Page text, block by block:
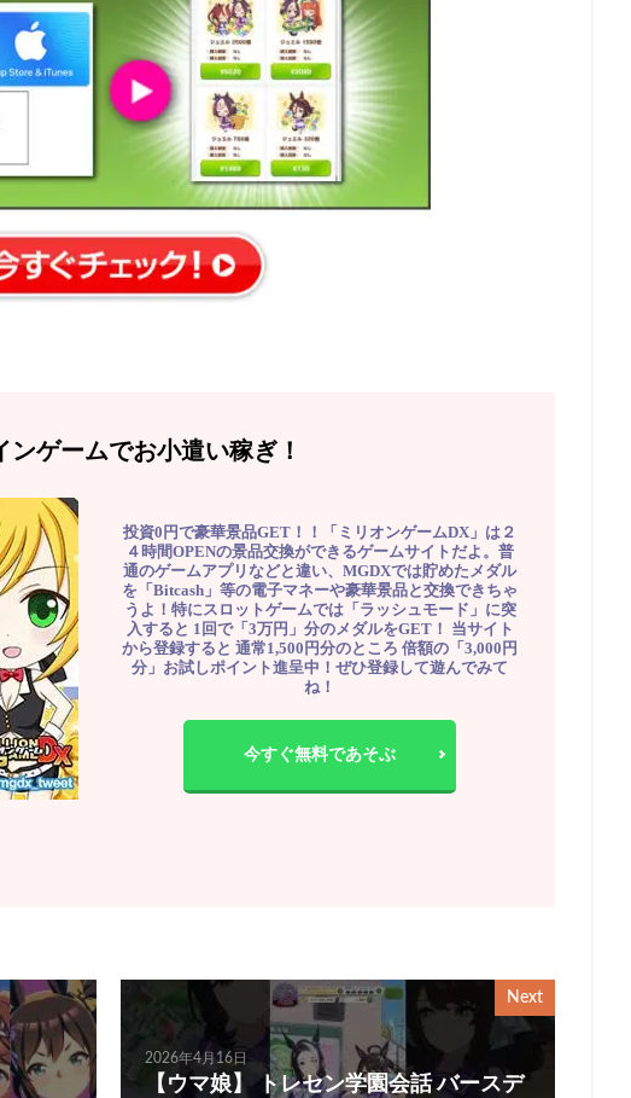
ンゲームでお小遣い稼ぎ！
投資0円で豪華景品GET！！「ミリオンゲームDX」は２
４時間OPENの景品交換ができるゲームサイトだよ。普
通のゲームアプリなどと違い、MGDXでは貯めたメダル
を「Bitcash」等の電子マネーや豪華景品と交換できちゃ
うよ！特にスロットゲームでは「ラッシュモード」に突
入すると 1回で「3万円」分のメダルをGET！ 当サイト
から登録すると 通常1,500円分のところ 倍額の「3,000円
分」お試しポイント進呈中！ぜひ登録して遊んでみて
ね！
今すぐ無料であそぶ
Next
2026年4月16日
【ウマ娘】 トレセン学園会話 バースデ